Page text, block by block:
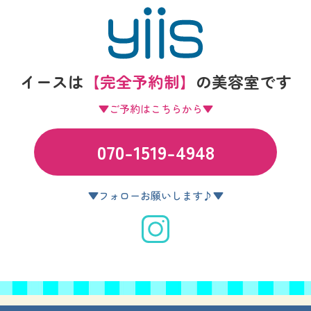
イースは 【完全予約制】 の美容室です
▼ご予約はこちらから▼
070-1519-4948
▼フォローお願いします♪▼